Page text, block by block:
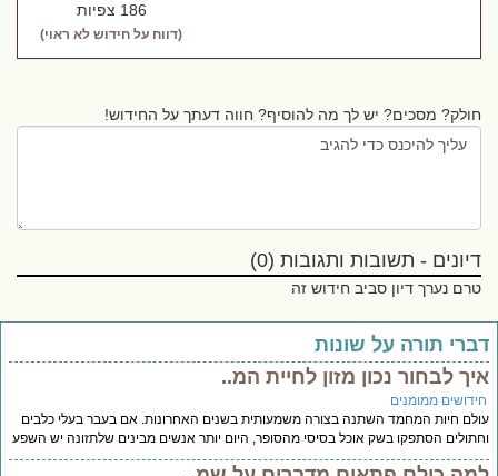
186 צפיות
(דווח על חידוש לא ראוי)
חולק? מסכים? יש לך מה להוסיף? חווה דעתך על החידוש!
דיונים - תשובות ותגובות (0)
טרם נערך דיון סביב חידוש זה
תורה על שונות
לבחור נכון מזון לחיית המ..
ממומנים
חיות המחמד השתנה בצורה משמעותית בשנים האחרונות. אם בעבר בעלי כלבים
הסתפקו בשק אוכל בסיסי מהסופר, היום יותר אנשים מבינים שלתזונה יש השפע